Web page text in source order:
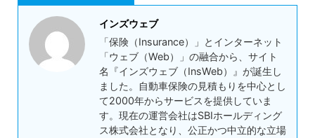
インズウェブ
「保険（Insurance）」とインターネット
「ウェブ（Web）」の融合から、サイト
名『インズウェブ（InsWeb）』が誕生し
ました。自動車保険の見積もりを中心とし
て2000年からサービスを提供していま
す。現在の運営会社はSBIホールディング
ス株式会社となり、公正かつ中立的な立場